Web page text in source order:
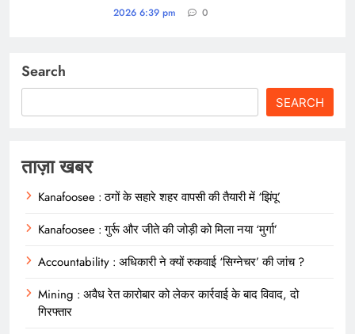
2026 6:39 pm
0
Search
SEARCH
ताज़ा खबर
Kanafoosee : ठगों के सहारे शहर वापसी की तैयारी में ‘झिंपू’
Kanafoosee : गुर्रू और जीते की जोड़ी को मिला नया ‘मुर्गा’
Accountability : अधिकारी ने क्यों रुकवाई ‘सिग्नेचर’ की जांच ?
Mining : अवैध रेत कारोबार को लेकर कार्रवाई के बाद विवाद, दो
गिरफ्तार